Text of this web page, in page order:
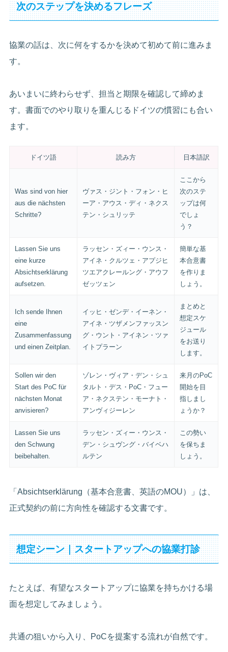
次のステップを決めるフレーズ
協業の話は、次に何をするかを決めて初めて前に進みま
す。
あいまいに終わらせず、担当と期限を確認して締めま
す。書面でのやり取りを重んじるドイツの慣習にも合い
ます。
ドイツ語 読み方 日本語訳
Was sind von hier
aus die nächsten
Schritte?
ヴァス・ジント・フォン・ヒ
ーア・アウス・ディ・ネクス
テン・シュリッテ
ここから
次のステ
ップは何
でしょ
う？
Lassen Sie uns
eine kurze
Absichtserklärung
aufsetzen.
ラッセン・ズィー・ウンス・
アイネ・クルツェ・アプジヒ
ツエアクレールング・アウフ
ゼッツェン
簡単な基
本合意書
を作りま
しょう。
Ich sende Ihnen
eine
Zusammenfassung
und einen Zeitplan.
イッヒ・ゼンデ・イーネン・
アイネ・ツザメンファッスン
グ・ウント・アイネン・ツァ
イトプラーン
まとめと
想定スケ
ジュール
をお送り
します。
Sollen wir den
Start des PoC für
nächsten Monat
anvisieren?
ゾレン・ヴィア・デン・シュ
タルト・デス・PoC・フュー
ア・ネクステン・モーナト・
アンヴィジーレン
来月のPoC
開始を目
指しまし
ょうか？
Lassen Sie uns
den Schwung
beibehalten.
ラッセン・ズィー・ウンス・
デン・シュヴング・バイベハ
ルテン
この勢い
を保ちま
しょう。
「Absichtserklärung（基本合意書、英語のMOU）」は、
正式契約の前に方向性を確認する文書です。
想定シーン｜スタートアップへの協業打診
たとえば、有望なスタートアップに協業を持ちかける場
面を想定してみましょう。
共通の狙いから入り、PoCを提案する流れが自然です。